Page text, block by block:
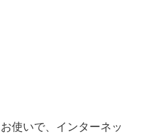
使いで、インターネッ